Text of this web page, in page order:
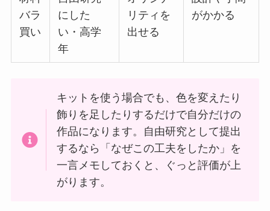
バラ
買い
にした
い・高学
年
リティを
出せる
がかかる
キットを使う場合でも、色を変えたり
飾りを足したりするだけで自分だけの
作品になります。自由研究として提出
するなら「なぜこの工夫をしたか」を
一言メモしておくと、ぐっと評価が上
がります。